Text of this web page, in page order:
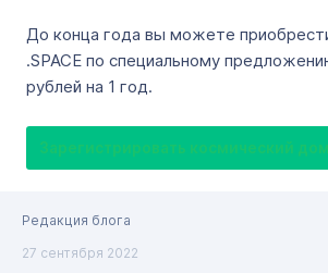
До конца года вы можете
.SPACE по специальному
рублей на 1 год.
Зарегистрировать космический
Редакция блога
27 сентября 2022